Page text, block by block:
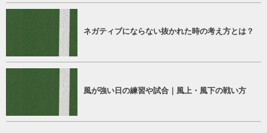
ネガティブにならない抜かれた時の考え方とは？
風が強い日の練習や試合｜風上・風下の戦い方